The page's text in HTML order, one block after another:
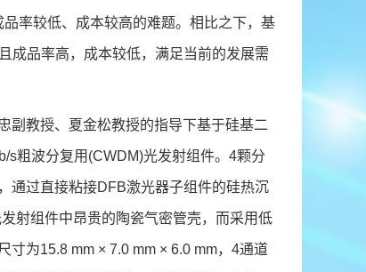
率较低、成本较高的难题。相比之下，基
成品率高，成本较低，满足当前的发展需
副教授、夏金松教授的指导下基于硅基二
s粗波分复用(CWDM)光发射组件。4颗分
通过直接粘接DFB激光器子组件的硅热沉
射组件中昂贵的陶瓷气密管壳，而采用低
为15.8 mm × 7.0 mm × 6.0 mm，4通道